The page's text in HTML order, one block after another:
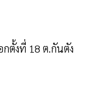
กตั้งที่ 18 ต.กันตัง